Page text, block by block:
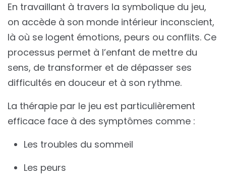
En travaillant à travers la symbolique du jeu,
on accède à son monde intérieur inconscient,
là où se logent émotions, peurs ou conflits. Ce
processus permet à l’enfant de mettre du
sens, de transformer et de dépasser ses
difficultés en douceur et à son rythme.
La thérapie par le jeu est particulièrement
efficace face à des symptômes comme :
Les troubles du sommeil
Les peurs